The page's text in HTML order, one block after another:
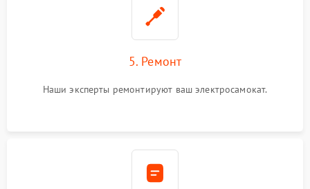
5. Ремонт
Наши эксперты ремонтируют ваш электросамокат.